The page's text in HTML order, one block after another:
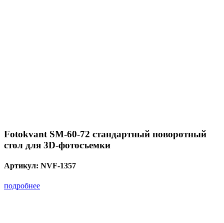
Fotokvant SM-60-72 стандартный поворотный
стол для 3D-фотосъемки
Артикул: NVF-1357
подробнее